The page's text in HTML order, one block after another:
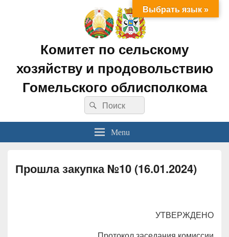
Комитет по сельскому
хозяйству и продовольствию
Гомельского облисполкома
Search
for:
Search
Menu
Прошла закупка №10 (16.01.2024)
УТВЕРЖДЕНО
Выбрать язык »